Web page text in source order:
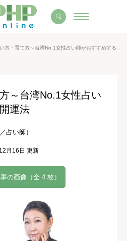
方・育て方～台湾No.1女性占い師がおすすめする
～台湾No.1女性占い
運法
占い師）
月16日 更新
の画像（全 4 枚）